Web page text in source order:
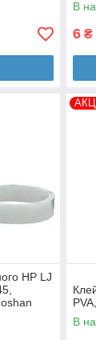
В
6 ₴
HP LJ
В